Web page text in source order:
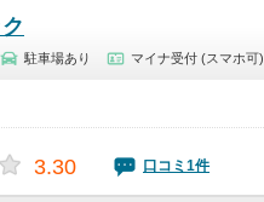
駐車場あり マイナ受付 (スマホ可)
3.30 口コミ1件